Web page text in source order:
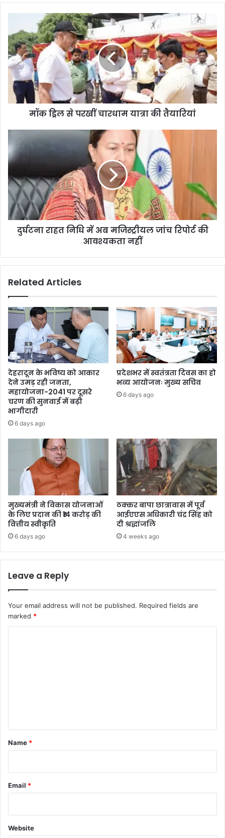
मॉक ड्रिल से परखीं चारधाम यात्रा की तैयारियां
दुर्घटना राहत निधि में अब मजिस्ट्रीयल जांच रिपोर्ट की
आवश्यकता नहीं
Related Articles
देहरादून के भविष्य को आकार
देने उमड़ रही जनता,
महायोजना-2041 पर दूसरे
चरण की सुनवाई में बढ़ी
भागीदारी
6 days ago
प्रदेशभर में स्वतंत्रता दिवस का हो
भव्य आयोजनः मुख्य सचिव
6 days ago
मुख्यमंत्री ने विकास योजनाओं
के लिए प्रदान की ₹14 करोड़ की
वित्तीय स्वीकृति
6 days ago
ठक्कर बापा छात्रावास में पूर्व
आईएएस अधिकारी चंद्र सिंह को
दी श्रद्धांजलि
4 weeks ago
Leave a Reply
Your email address will not be published. Required fields are
marked *
*
Name *
Email *
Website